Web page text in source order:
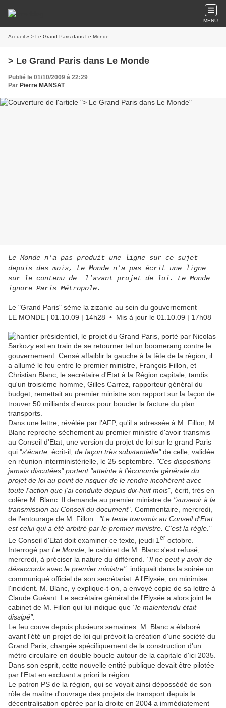
MENU
Accueil » > Le Grand Paris dans Le Monde
> Le Grand Paris dans Le Monde
Publié le 01/10/2009 à 22:29
Par Pierre MANSAT
Le Monde n'a pas produit une ligne sur ce sujet
depuis des mois, Le Monde n'a pas écrit une ligne
sur le contenu de l'avant projet de loi. Le Monde
ignore Paris Métropole.
Le "Grand Paris" sème la zizanie au sein du gouvernement
LE MONDE | 01.10.09 | 14h28 • Mis à jour le 01.10.09 | 17h08
hantier présidentiel, le projet du Grand Paris, porté par Nicolas
Sarkozy est en train de se retourner tel un boomerang contre le
gouvernement. Censé affaiblir la gauche à la tête de la région, il
a allumé le feu entre le premier ministre, François Fillon, et
Christian Blanc, le secrétaire d'Etat à la Région capitale, tandis
qu'un troisième homme, Gilles Carrez, rapporteur général du
budget, remettait au premier ministre son rapport sur la façon de
trouver 50 milliards d'euros pour boucler la facture du plan
transports.
Dans une lettre, révélée par l'AFP, qu'il a adressée à M. Fillon, M.
Blanc reproche sèchement au premier ministre d'avoir transmis
au Conseil d'Etat, une version du projet de loi sur le grand Paris
qui "s'écarte, écrit-il, de façon très substantielle"de celle, validée
en réunion interministérielle, le 25 septembre. "Ces dispositions
jamais discutées" portent "atteinte à l'économie générale du
projet de loi au point de risquer de le rendre incohérent avec
toute l'action que j'ai conduite depuis dix-huit mois", écrit, très en
colère M. Blanc. Il demande au premier ministre de "surseoir à la
transmission au Conseil du document". Commentaire, mercredi,
de l'entourage de M. Fillon : "Le texte transmis au Conseil d'Etat
est celui qui a été arbitré par le premier ministre. C'est la règle."
Le Conseil d'Etat doit examiner ce texte, jeudi 1 er octobre.
Interrogé par Le Monde , le cabinet de M. Blanc s'est refusé,
mercredi, à préciser la nature du différend. "Il ne peut y avoir de
désaccords avec le premier ministre", indiquait dans la soirée un
communiqué officiel de son secrétariat. A l'Elysée, on minimise
l'incident. M. Blanc, y explique-t-on, a envoyé copie de sa lettre à
Claude Guéant. Le secrétaire général de l'Elysée a alors joint le
cabinet de M. Fillon qui lui indique que "le malentendu était
dissipé".
Le feu couve depuis plusieurs semaines. M. Blanc a élaboré
avant l'été un projet de loi qui prévoit la création d'une société du
Grand Paris, chargée spécifiquement de la construction d'un
métro circulaire en double boucle autour de la capitale d'ici 2035.
Dans son esprit, cette nouvelle entité publique devait être pilotée
par l'Etat en excluant a priori la région.
Le patron PS de la région, qui se voyait ainsi dépossédé de son
rôle de maître d'ouvrage des projets de transport depuis la
décentralisation opérée par la droite en 2004 a immédiatement